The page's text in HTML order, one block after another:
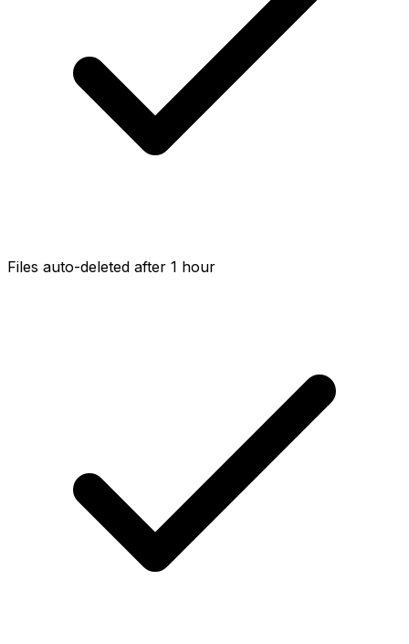
Files auto-deleted after 1 hour